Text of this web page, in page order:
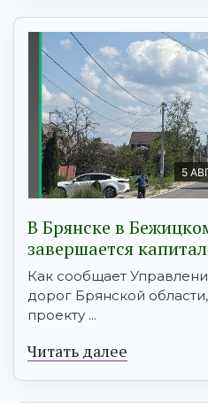
5
В Брянске в
завершается
Как сообщает
дорог Брянской
проекту ...
Читать далее